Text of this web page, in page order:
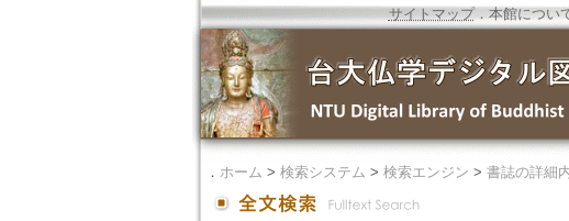
サイトマップ．本館につい
． ホーム > 検索システム > 検索エンジン > 書誌の詳細